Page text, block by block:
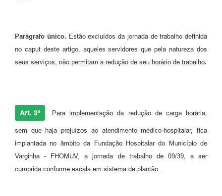
Parágrafo único. Estão excluídos da jornada de trabalho definida
no caput deste artigo, aqueles servidores que pela natureza dos
seus serviços, não permitam a redução de seu horário de trabalho.
Art. 3º Para implementação da redução de carga horária,
sem que haja prejuízos ao atendimento médico-hospitalar, fica
implantada no âmbito da Fundação Hospitalar do Município de
Varginha - FHOMUV, a jornada de trabalho de 09/39, a ser
cumprida conforme escala em sistema de plantão.